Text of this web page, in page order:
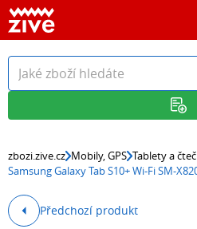
zbozi.zive.cz Mobily, GPS Tablety a
Samsung Galaxy Tab S10+ Wi-Fi SM-
Předchozí produkt